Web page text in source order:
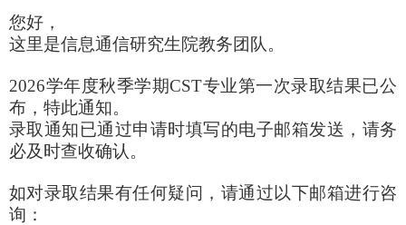
您好，
这里是信息通信研究生院教务团队。
2026学年度秋季学期CST专业第一次录取结果已公
布，特此通知。
录取通知已通过申请时填写的电子邮箱发送，请务
必及时查收确认。
如对录取结果有任何疑问，请通过以下邮箱进行咨
询：